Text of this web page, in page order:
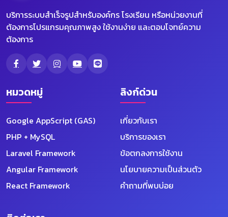
บริการระบบสำเร็จรูปสำหรับองค์กร โรงเรียน หรือหน่วยงานที่
ต้องการโปรแกรมคุณภาพสูง ใช้งานง่าย และตอบโจทย์ความ
ต้องการ
หมวดหมู่
Google AppScript (GAS)
PHP + MySQL
Laravel Framework
Angular Framework
React Framework
ลิงก์ด่วน
เกี่ยวกับเรา
บริการของเรา
ข้อตกลงการใช้งาน
นโยบายความเป็นส่วนตัว
คำถามที่พบบ่อย